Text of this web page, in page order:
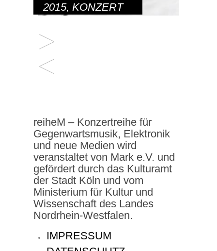
2015, KONZERT
reiheM – Konzertreihe für
Gegenwartsmusik, Elektronik
und neue Medien wird
veranstaltet von Mark e.V. und
gefördert durch das Kulturamt
der Stadt Köln und vom
Ministerium für Kultur und
Wissenschaft des Landes
Nordrhein-Westfalen.
IMPRESSUM